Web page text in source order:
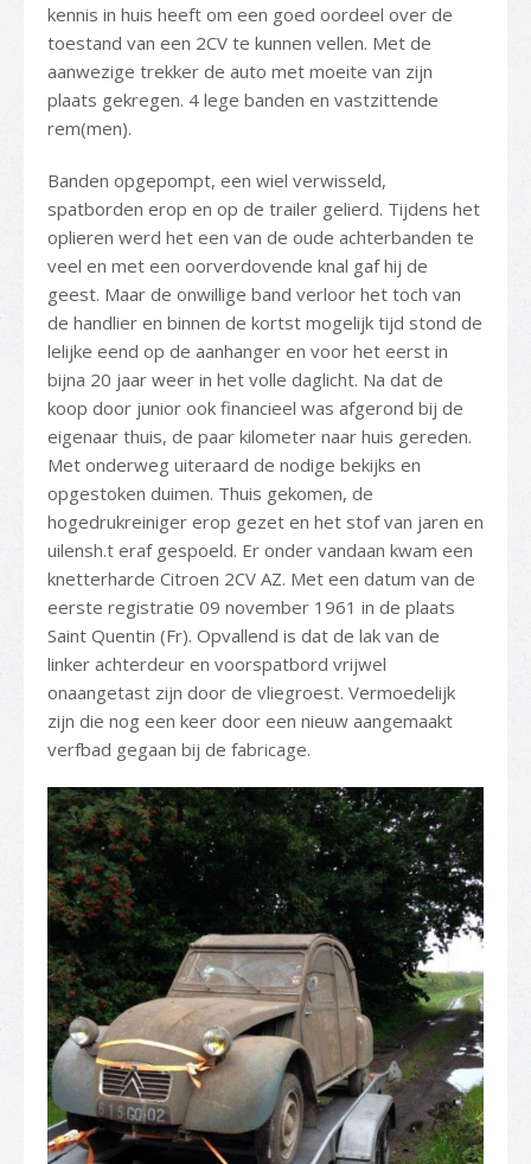
kennis in huis heeft om een goed oordeel over de
toestand van een 2CV te kunnen vellen. Met de
aanwezige trekker de auto met moeite van zijn
plaats gekregen. 4 lege banden en vastzittende
rem(men).
Banden opgepompt, een wiel verwisseld,
spatborden erop en op de trailer gelierd. Tijdens het
oplieren werd het een van de oude achterbanden te
veel en met een oorverdovende knal gaf hij de
geest. Maar de onwillige band verloor het toch van
de handlier en binnen de kortst mogelijk tijd stond de
lelijke eend op de aanhanger en voor het eerst in
bijna 20 jaar weer in het volle daglicht. Na dat de
koop door junior ook financieel was afgerond bij de
eigenaar thuis, de paar kilometer naar huis gereden.
Met onderweg uiteraard de nodige bekijks en
opgestoken duimen. Thuis gekomen, de
hogedrukreiniger erop gezet en het stof van jaren en
uilensh.t eraf gespoeld. Er onder vandaan kwam een
knetterharde Citroen 2CV AZ. Met een datum van de
eerste registratie 09 november 1961 in de plaats
Saint Quentin (Fr). Opvallend is dat de lak van de
linker achterdeur en voorspatbord vrijwel
onaangetast zijn door de vliegroest. Vermoedelijk
zijn die nog een keer door een nieuw aangemaakt
verfbad gegaan bij de fabricage.